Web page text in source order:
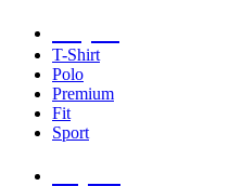
T-Shirt
Polo
Premium
Fit
Sport